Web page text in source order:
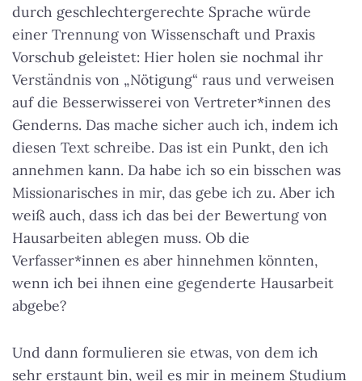
durch geschlechtergerechte Sprache würde
einer Trennung von Wissenschaft und Praxis
Vorschub geleistet: Hier holen sie nochmal ihr
Verständnis von „Nötigung“ raus und verweisen
auf die Besserwisserei von Vertreter*innen des
Genderns. Das mache sicher auch ich, indem ich
diesen Text schreibe. Das ist ein Punkt, den ich
annehmen kann. Da habe ich so ein bisschen was
Missionarisches in mir, das gebe ich zu. Aber ich
weiß auch, dass ich das bei der Bewertung von
Hausarbeiten ablegen muss. Ob die
Verfasser*innen es aber hinnehmen könnten,
wenn ich bei ihnen eine gegenderte Hausarbeit
abgebe?
Und dann formulieren sie etwas, von dem ich
sehr erstaunt bin, weil es mir in meinem Studium